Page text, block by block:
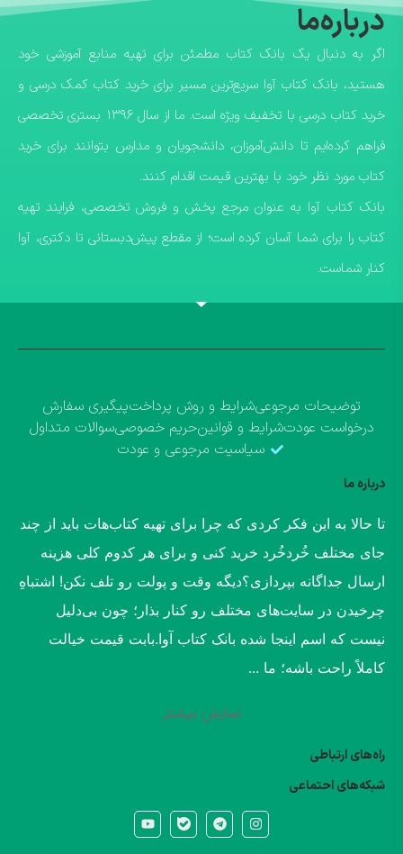
درباره‌ما
اگر به دنبال یک بانک کتاب مطمئن برای تهیه منابع آموزشی خود
هستید، بانک کتاب آوا سریع‌ترین مسیر برای خرید کتاب کمک درسی و
خرید کتاب درسی با تخفیف ویژه است. ما از سال ۱۳۹۶ بستری تخصصی
فراهم کرده‌ایم تا دانش‌آموزان، دانشجویان و مدارس بتوانند برای خرید
کتاب مورد نظر خود با بهترین قیمت اقدام کنند.
​بانک کتاب آوا به عنوان مرجع پخش و فروش تخصصی، فرایند تهیه
کتاب را برای شما آسان کرده است؛ از مقطع پیش‌دبستانی تا دکتری، آوا
کنار شماست.
توضیحات مرجوعیشرایط و روش پرداختپیگیری سفارش
درخواست عودتشرایط و قوانینحریم خصوصیسوالات متداول
سیاسیت مرجوعی و عودت
درباره ما
​تا حالا به این فکر کردی که چرا برای تهیه کتاب‌هات باید از چند
جای مختلف خُردخُرد خرید کنی و برای هر کدوم کلی هزینه
ارسال جداگانه بپردازی؟​دیگه وقت و پولت رو تلف نکن! اشتباهِ
چرخیدن در سایت‌های مختلف رو کنار بذار؛ چون بی‌دلیل
نیست که اسم اینجا شده بانک کتاب آوا.​بابت قیمت خیالت
کاملاً راحت باشه؛ ما ...
نمایش بیشتر
راه‌های ارتباطی
شبکه‌های احتماعی